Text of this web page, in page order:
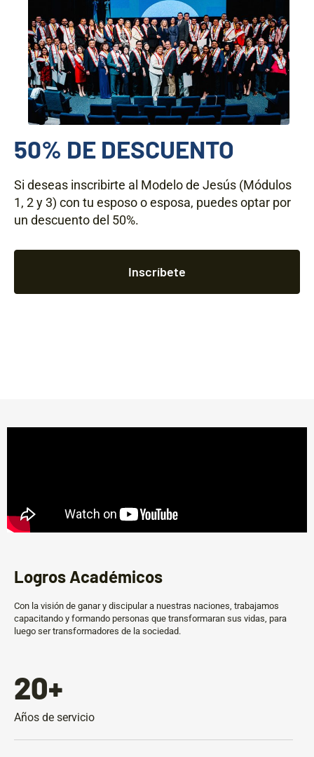
50% DE DESCUENTO
Si deseas inscribirte al Modelo de Jesús (Módulos
1, 2 y 3) con tu esposo o esposa, puedes optar por
un descuento del 50%.
Inscríbete
Logros Académicos
Con la visión de ganar y discipular a nuestras naciones, trabajamos
capacitando y formando personas que transformaran sus vidas, para
luego ser transformadores de la sociedad.
20+
Años de servicio